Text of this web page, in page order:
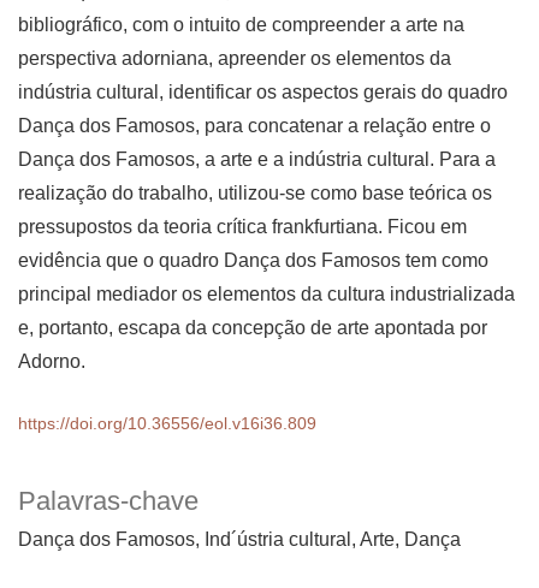
Palavras-chave
Dança dos Famosos Ind´ústria cultural Arte Dança
bibliográfico, com o intuito de compreender a arte na
perspectiva adorniana, apreender os elementos da
indústria cultural, identificar os aspectos gerais do quadro
Dança dos Famosos, para concatenar a relação entre o
Dança dos Famosos, a arte e a indústria cultural. Para a
realização do trabalho, utilizou-se como base teórica os
pressupostos da teoria crítica frankfurtiana. Ficou em
evidência que o quadro Dança dos Famosos tem como
principal mediador os elementos da cultura industrializada
e, portanto, escapa da concepção de arte apontada por
Adorno.
https://doi.org/10.36556/eol.v16i36.809